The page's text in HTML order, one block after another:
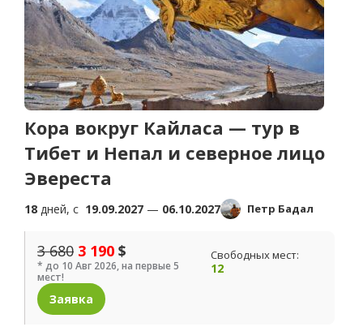
Кора вокруг Кайласа — тур в
Тибет и Непал и северное лицо
Эвереста
18 дней, c 19.09.2027 — 06.10.2027 Петр Бадал
3 680 3 190 $
* до 10 Авг 2026, на первые 5
мест!
Свободных мест:
12
Заявка